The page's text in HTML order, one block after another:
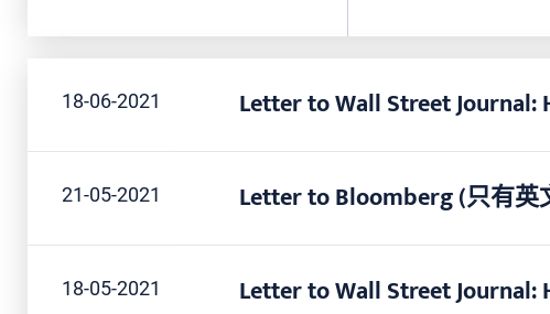
18-06-2021 Letter to Wall Street
21-05-2021 Letter to Bloomberg (只有英
18-05-2021 Letter to Wall Street Journal: